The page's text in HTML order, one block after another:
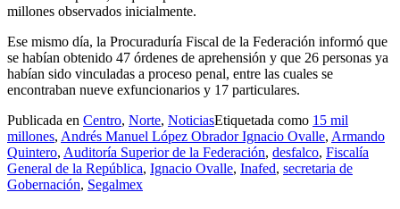
millones observados inicialmente.
Ese mismo día, la Procuraduría Fiscal de la Federación informó que
se habían obtenido 47 órdenes de aprehensión y que 26 personas ya
habían sido vinculadas a proceso penal, entre las cuales se
encontraban nueve exfuncionarios y 17 particulares.
Publicada en Centro, Norte, NoticiasEtiquetada como 15 mil
millones, Andrés Manuel López Obrador Ignacio Ovalle, Armando
Quintero, Auditoría Superior de la Federación, desfalco, Fiscalía
General de la República, Ignacio Ovalle, Inafed, secretaria de
Gobernación, Segalmex